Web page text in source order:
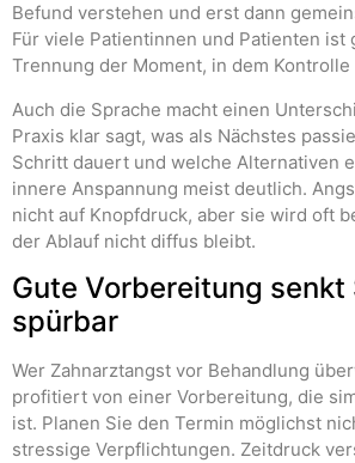
Befund verstehen und erst dann
Für viele Patientinnen und Patienten ist
Trennung der Moment, in dem
Auch die Sprache macht einen
Praxis klar sagt, was als Nächstes
Schritt dauert und welche Alternativen
innere Anspannung meist deutlich.
nicht auf Knopfdruck, aber sie wird oft
der Ablauf nicht diffus bleibt.
Gute Vorbereitung senkt
spürbar
Wer Zahnarztangst vor Behandlung
profitiert von einer Vorbereitung, die
ist. Planen Sie den Termin möglichst
stressige Verpflichtungen. Zeitdruck